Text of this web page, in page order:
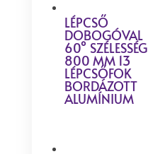
LÉPCSŐ
DOBOGÓVAL
60° SZÉLESSÉG
800 MM 13
LÉPCSŐFOK
BORDÁZOTT
ALUMÍNIUM